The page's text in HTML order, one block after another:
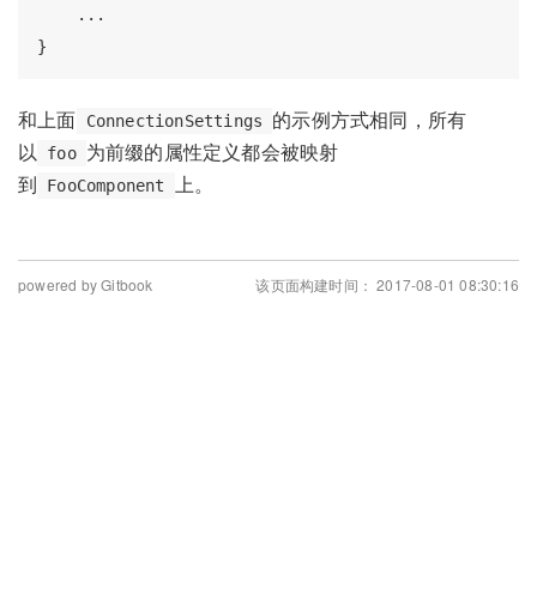
    ...
和上面 ConnectionSettings
的示例方式相同，所有
以
foo 为前缀的属性定义都会被映射
到
FooComponent 上。
powered by Gitbook 该页面构建时间： 2017-08-01 08:30:16